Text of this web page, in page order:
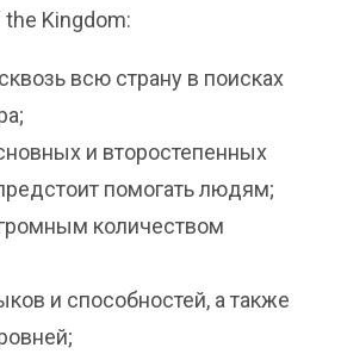
Kingdom:
всю страну в поисках
и второстепенных
помогать людям;
количеством
и способностей, а также